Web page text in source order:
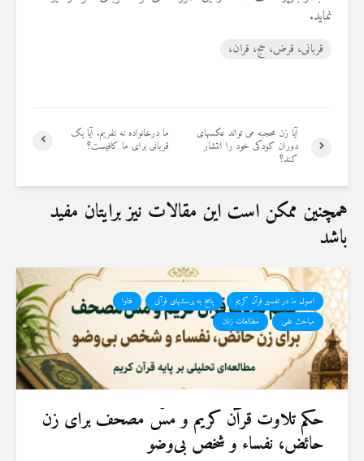
نماید.
قربانی، قرض، حج، قران،
ما درخانواده نه نفریم. آیا یک
قربانی برای ما کافیست؟
آیا زن محجبه می تواند عکسهای
دوران کودکی خود را انتشار
کند؟
همچنین ممکن است این مقالات نیز برایتان مفید
باشد
اصول ما در تفسیر قرآن کریم پاسخ به پرسشهای قرآنی
فتاوا
مباحث علمی
مطالعات زنان
حكم تلاوت قرآن كريم و مسّ مصحف برای زن
حائض، نفساء و شخص بی‌وضو